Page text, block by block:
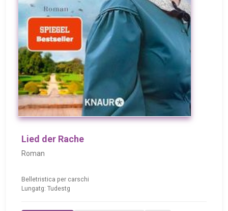
Lied der Rache
Roman
Belletristica per carschi
Lungatg: Tudestg